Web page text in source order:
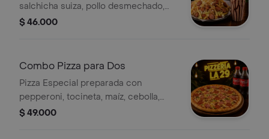
salchicha suiza, pollo desmechado,
chorizo, papa francesa, lechuga,
$ 46.000
Combo Pizza para Dos
Pizza Especial preparada con
pepperoni, tocineta, maíz, cebolla,
pimentón y queso mozzarella. Incluye
$ 49.000